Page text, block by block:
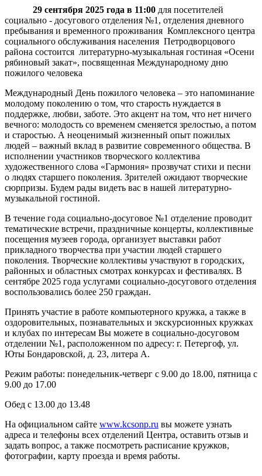
29 сентября 2025 года в 11:00 для посетителей
социально - досугового отделения №1, отделения дневного
пребывания и временного проживания Комплексного центра
социального обслуживания населения Петродворцового
района состоится литературно-музыкальная гостиная «Осени
рябиновый закат», посвященная Международному дню
пожилого человека
Международный День пожилого человека – это напоминание
молодому поколению о том, что старость нуждается в
поддержке, любви, заботе. Это акцент на том, что нет ничего
вечного: молодость со временем сменяется зрелостью, а потом
и старостью. А неоценимый жизненный опыт пожилых
людей – важный вклад в развитие современного общества. В
исполнении участников творческого коллектива
художественного слова «Гармония» прозвучат стихи и песни
о людях старшего поколения. Зрителей ожидают творческие
сюрпризы. Будем рады видеть вас в нашей литературно-
музыкальной гостиной.
В течение года социально-досуговое №1 отделение проводит
тематические встречи, праздничные концерты, коллективные
посещения музеев города, организует выставки работ
прикладного творчества при участии людей старшего
поколения. Творческие коллективы участвуют в городских,
районных и областных смотрах конкурсах и фестивалях. В
сентябре 2025 года услугами социально-досугового отделения
воспользовались более 250 граждан.
Принять участие в работе компьютерного кружка, а также в
оздоровительных, познавательных и экскурсионных кружках
и клубах по интересам Вы можете в социально-досуговом
отделении №1, расположенном по адресу: г. Петергоф, ул.
Юты Бондаровской, д. 23, литера А.
Режим работы: понедельник-четверг с 9.00 до 18.00, пятница с
9.00 до 17.00
Обед с 13.00 до 13.48
На официальном сайте www.kcsonp.ru вы можете узнать
адреса и телефоны всех отделений Центра, оставить отзыв и
задать вопрос, а также посмотреть расписание кружков,
фотографии, карту проезда и время работы.